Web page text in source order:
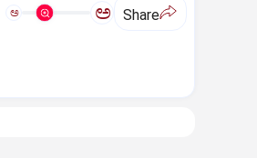
ಅ ಅ Share